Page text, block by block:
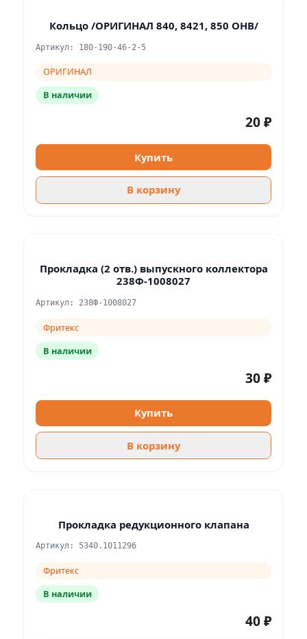
Кольцо /ОРИГИНАЛ 840, 8421, 850 ОНВ/
Артикул: 180-190-46-2-5
ОРИГИНАЛ
В наличии
20 ₽
Купить
В корзину
Прокладка (2 отв.) выпускного коллектора
238Ф-1008027
Артикул: 238Ф-1008027
Фритекс
В наличии
30 ₽
Купить
В корзину
Прокладка редукционного клапана
Артикул: 5340.1011296
Фритекс
В наличии
40 ₽